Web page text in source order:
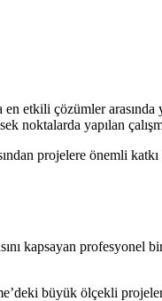
etkili çözümler
noktalarda yapılan
projelere önemli
kapsayan
büyük ölçekli